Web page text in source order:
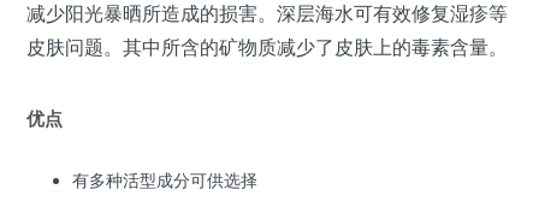
减少阳光暴晒所造成的损害。深层海水可有效修复湿疹等
皮肤问题。其中所含的矿物质减少了皮肤上的毒素含量。
优点
有多种活型成分可供选择